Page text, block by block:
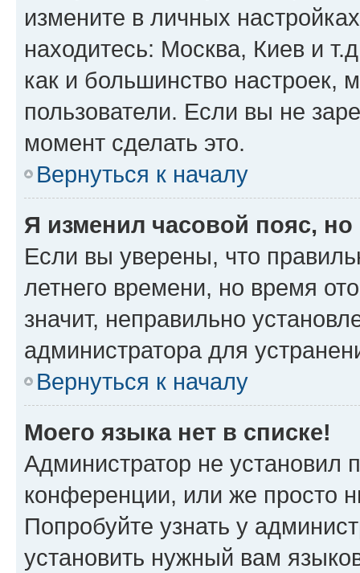
измените в личных
находитесь: Москва, Киев и
как и большинство настроек,
пользователи. Если вы не
момент сделать это.
Вернуться к началу
Я изменил часовой пояс,
Если вы уверены, что
летнего времени, но время
значит, неправильно
администратора для
Вернуться к началу
Моего языка нет в списке!
Администратор не установил
конференции, или же просто
Попробуйте узнать у
установить нужный вам